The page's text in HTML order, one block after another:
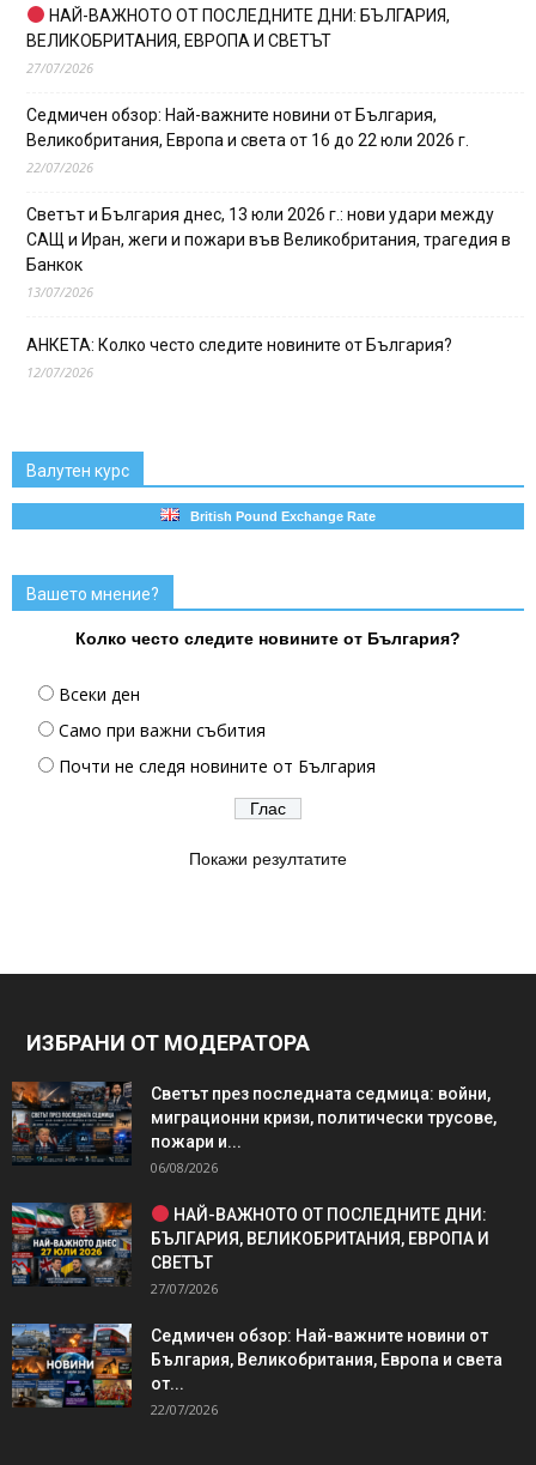
НАЙ-ВАЖНОТО ОТ ПОСЛЕДНИТЕ ДНИ: БЪЛГАРИЯ,
ВЕЛИКОБРИТАНИЯ, ЕВРОПА И СВЕТЪТ
27/07/2026
Седмичен обзор: Най-важните новини от България,
Великобритания, Европа и света от 16 до 22 юли 2026 г.
22/07/2026
Светът и България днес, 13 юли 2026 г.: нови удари между
САЩ и Иран, жеги и пожари във Великобритания, трагедия в
Банкок
13/07/2026
АНКЕТА: Колко често следите новините от България?
12/07/2026
Валутен курс
British Pound Exchange Rate
Вашето мнение?
Колко често следите новините от България?
Всеки ден
Само при важни събития
Почти не следя новините от България
Покажи резултатите
ИЗБРАНИ ОТ МОДЕРАТОРА
Светът през последната седмица: войни,
миграционни кризи, политически трусове,
пожари и...
06/08/2026
НАЙ-ВАЖНОТО ОТ ПОСЛЕДНИТЕ ДНИ:
БЪЛГАРИЯ, ВЕЛИКОБРИТАНИЯ, ЕВРОПА И
СВЕТЪТ
27/07/2026
Седмичен обзор: Най-важните новини от
България, Великобритания, Европа и света
от...
22/07/2026